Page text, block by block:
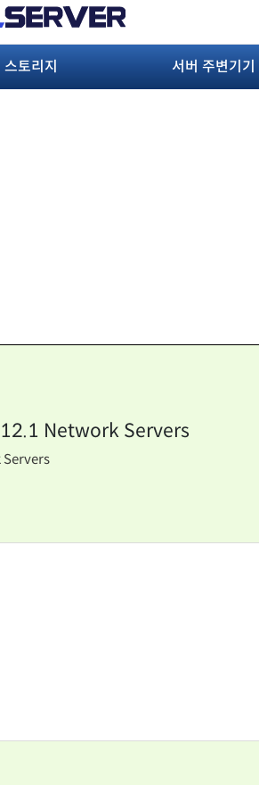
스토리지 서버 주변기기
Network Servers